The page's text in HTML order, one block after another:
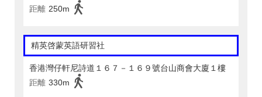
距離 250m
精英啓蒙英語研習社
香港灣仔軒尼詩道１６７－１６９號台山商會大廈１樓
距離 330m